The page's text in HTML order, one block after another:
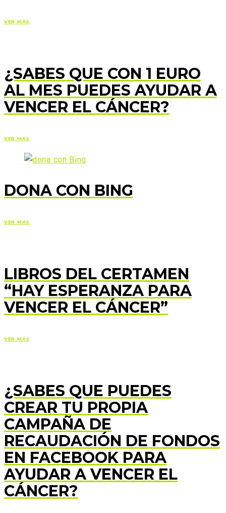
VER MÁS
¿SABES QUE CON 1 EURO
AL MES PUEDES AYUDAR A
VENCER EL CÁNCER?
VER MÁS
DONA CON BING
VER MÁS
LIBROS DEL CERTAMEN
“HAY ESPERANZA PARA
VENCER EL CÁNCER”
VER MÁS
¿SABES QUE PUEDES
CREAR TU PROPIA
CAMPAÑA DE
RECAUDACIÓN DE FONDOS
EN FACEBOOK PARA
AYUDAR A VENCER EL
CÁNCER?